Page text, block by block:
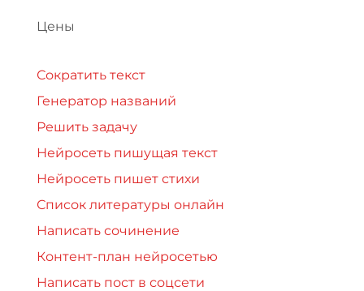
Цены
Сократить текст
Генератор названий
Решить задачу
Нейросеть пишущая текст
Нейросеть пишет стихи
Список литературы онлайн
Написать сочинение
Контент-план нейросетью
Написать пост в соцсети